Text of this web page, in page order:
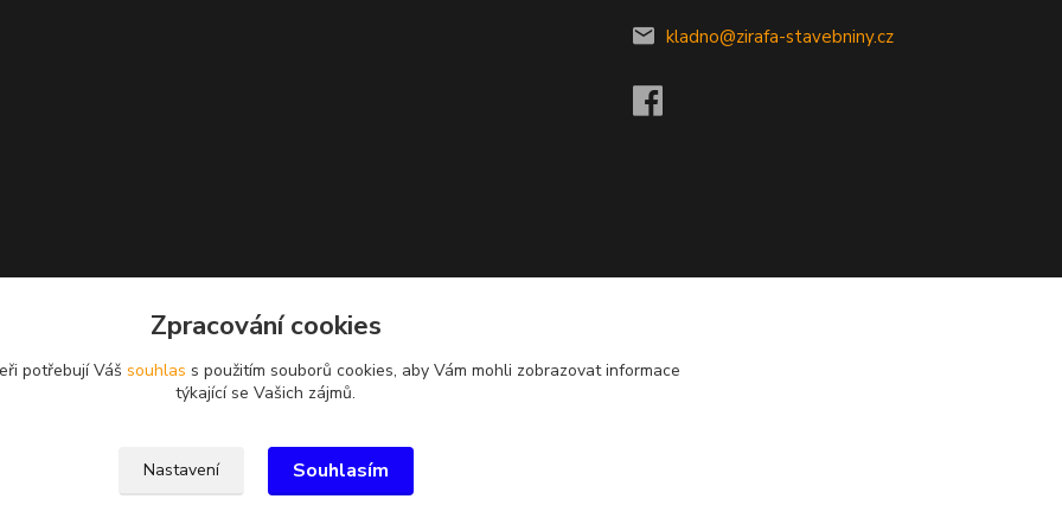
kladno@zirafa-stavebniny.cz
Zpracování cookies
potřebují Váš souhlas s použitím souborů cookies, aby Vám mohli zobrazovat informace
týkající se Vašich zájmů.
Nastavení Souhlasím